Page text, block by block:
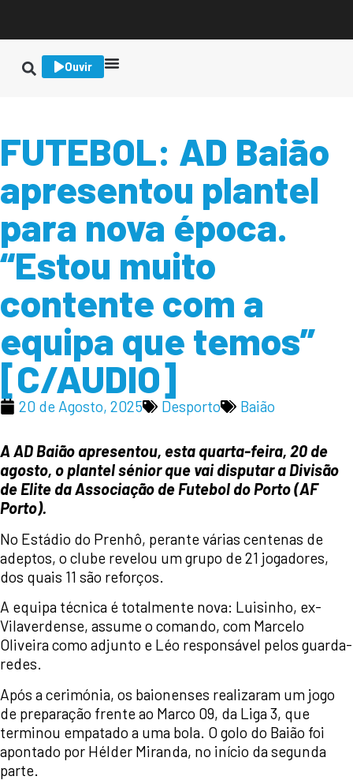
Ouvir
FUTEBOL: AD Baião
apresentou plantel
para nova época.
“Estou muito
contente com a
equipa que temos”
[C/AUDIO]
20 de Agosto, 2025 Desporto Baião
A AD Baião apresentou, esta quarta-feira, 20 de
agosto, o plantel sénior que vai disputar a Divisão
de Elite da Associação de Futebol do Porto (AF
Porto).
No Estádio do Prenhô, perante várias centenas de
adeptos, o clube revelou um grupo de 21 jogadores,
dos quais 11 são reforços.
A equipa técnica é totalmente nova: Luisinho, ex-
Vilaverdense, assume o comando, com Marcelo
Oliveira como adjunto e Léo responsável pelos guarda-
redes.
Após a cerimónia, os baionenses realizaram um jogo
de preparação frente ao Marco 09, da Liga 3, que
terminou empatado a uma bola. O golo do Baião foi
apontado por Hélder Miranda, no início da segunda
parte.